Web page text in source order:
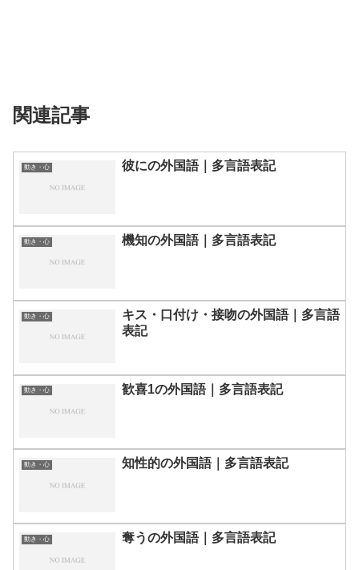
関連記事
動き・心 彼にの外国語｜多言語表記
動き・心 機知の外国語｜多言語表記
動き・心
キス・口付け・接吻の外国語｜多言語
表記
動き・心 歓喜1の外国語｜多言語表記
動き・心 知性的の外国語｜多言語表記
動き・心 奪うの外国語｜多言語表記